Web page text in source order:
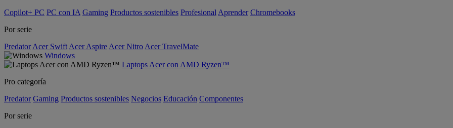
Copilot+ PC PC con IA Gaming Productos sostenibles Profesional Aprender Chromebooks
Por serie
Predator Acer Swift Acer Aspire Acer Nitro Acer TravelMate
Windows
Laptops Acer con AMD Ryzen™
Pro categoría
Predator Gaming Productos sostenibles Negocios Educación Componentes
Por serie